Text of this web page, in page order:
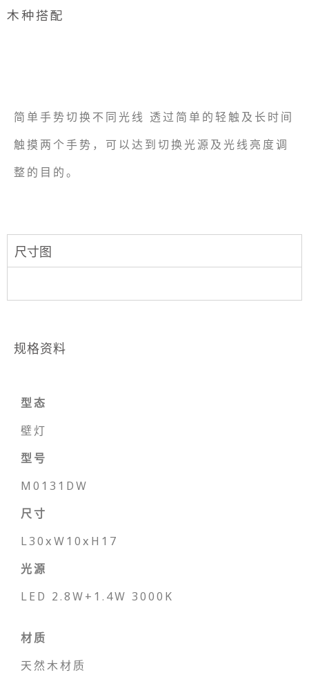
木种搭配
简单手势切换不同光线 透过简单的轻触及长时间
触摸两个手势，可以达到切换光源及光线亮度调
整的目的。
尺寸图
规格资料
型态
壁灯
型号
M0131DW
尺寸
L30xW10xH17
光源
LED 2.8W+1.4W 3000K
材质
天然木材质